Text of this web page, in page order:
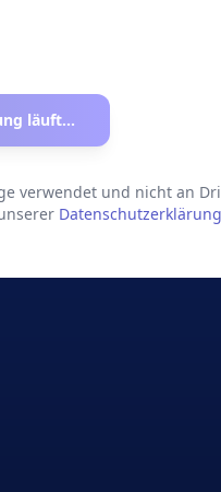
läuft...
verwendet und nicht an
Datenschutzerklärung